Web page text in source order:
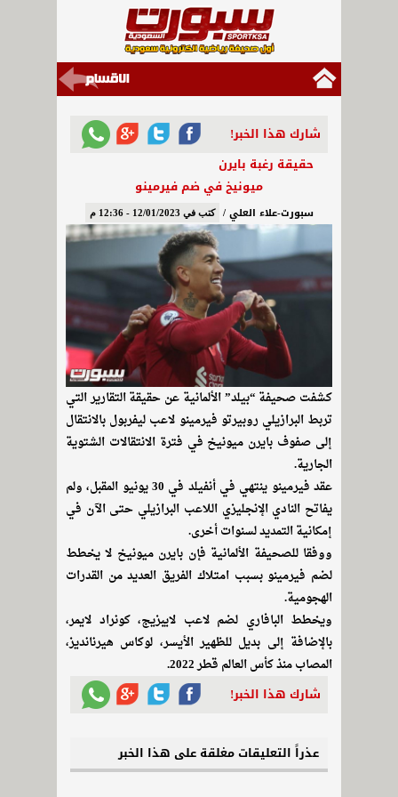
شارك هذا الخبر!
حقيقة رغبة بايرن
ميونيخ في ضم فيرمينو
سبورت-علاء العلي / كتب في 12/01/2023 - 12:36 م
كشفت صحيفة “بيلد” الألمانية عن حقيقة التقارير التي
تربط البرازيلي روبيرتو فيرمينو لاعب ليفربول بالانتقال
إلى صفوف بايرن ميونيخ في فترة الانتقالات الشتوية
الجارية.
عقد فيرمينو ينتهي في أنفيلد في 30 يونيو المقبل، ولم
يفاتح النادي الإنجليزي اللاعب البرازيلي حتى الآن في
إمكانية التمديد لسنوات أخرى.
ووفقا للصحيفة الألمانية فإن بايرن ميونيخ لا يخطط
لضم فيرمينو بسبب امتلاك الفريق العديد من القدرات
الهجومية.
ويخطط البافاري لضم لاعب لايبزيج، كونراد لايمر،
بالإضافة إلى بديل للظهير الأيسر، لوكاس هيرنانديز،
المصاب منذ كأس العالم قطر 2022.
شارك هذا الخبر!
عذراً التعليقات مغلقة على هذا الخبر